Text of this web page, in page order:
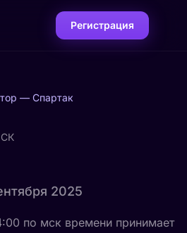
Регистрация
— Спартак
2025
по мск времени принимает